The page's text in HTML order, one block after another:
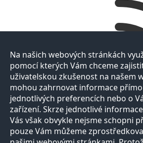
Na našich webových stránkách
pomocí kterých Vám chceme
uživatelskou zkušenost na našem
mohou zahrnovat informace přímo
jednotlivých preferencích nebo o
zařízení. Skrze jednotlivé
Vás však obvykle nejsme schopni
pouze Vám můžeme